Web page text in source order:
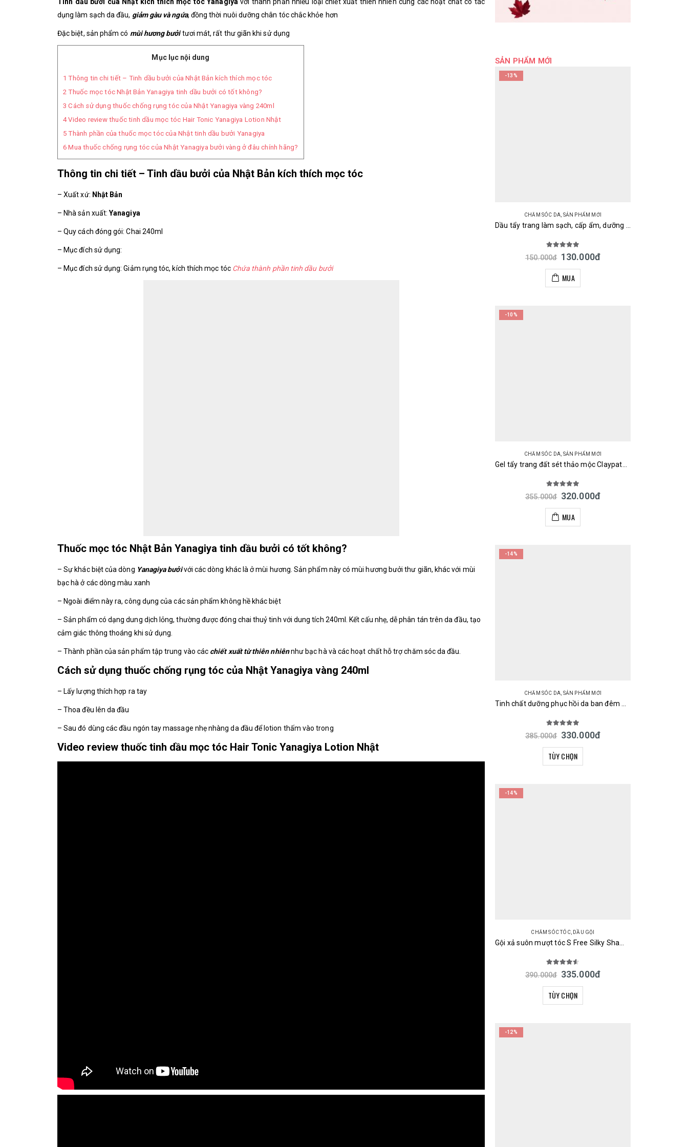
Tinh dầu bưởi của Nhật kích thích mọc tóc Yanagiyavới thành phần nhiều loại chiết xuất thiên nhiên cùng các hoạt chất có tác
dụng làm sạch da đầu, giảm gàu và ngứa, đồng thời nuôi dưỡng chân tóc chắc khỏe hơn
Đặc biệt, sản phẩm có mùi hương bưởitươi mát, rất thư giãn khi sử dụng
Mục lục nội dung
1 Thông tin chi tiết – Tinh dầu bưởi của Nhật Bản kích thích mọc tóc
2 Thuốc mọc tóc Nhật Bản Yanagiya tinh dầu bưởi có tốt không?
3 Cách sử dụng thuốc chống rụng tóc của Nhật Yanagiya vàng 240ml
4Video review thuốc tinh dầu mọc tóc Hair Tonic Yanagiya Lotion Nhật
5 Thành phần của thuốc mọc tóc của Nhật tinh dầu bưởi Yanagiya
6 Mua thuốc chống rụng tóc của Nhật Yanagiya bưởi vàng ở đâu chính hãng?
Thông tin chi tiết – Tinh dầu bưởi của Nhật Bản kích thích mọc tóc
– Xuất xứ: Nhật Bản
– Nhà sản xuất:Yanagiya
– Quy cách đóng gói: Chai 240ml
– Mục đích sử dụng:
– Mục đích sử dụng: Giảm rụng tóc, kích thích mọc tóc Chứa thành phần tinh dầu bưởi
Thuốc mọc tóc Nhật Bản Yanagiya tinh dầu bưởi có tốt không?
– Sự khác biệt của dòng Yanagiya bưởivới các dòng khác là ở mùi hương. Sản phẩm này có mùi hương bưởi thư giãn, khác với mùi
bạc hà ở các dòng màu xanh
– Ngoài điểm này ra, công dụng của các sản phẩm không hề khác biệt
– Sản phẩm có dạng dung dịch lỏng, thường được đóng chai thuỷ tinh với dung tích 240ml. Kết cấu nhẹ, dễ phân tán trên da đầu, tạo
cảm giác thông thoáng khi sử dụng.
– Thành phần của sản phẩm tập trung vào các chiết xuất từ thiên nhiênnhư bạc hà và các hoạt chất hỗ trợ chăm sóc da đầu.
Cách sử dụng thuốc chống rụng tóc của Nhật Yanagiya vàng 240ml
– Lấy lượng thích hợp ra tay
– Thoa đều lên da đầu
– Sau đó dùng các đầu ngón tay massage nhẹ nhàng da đầu để lotion thấm vào trong
Video review thuốc tinh dầu mọc tóc Hair Tonic Yanagiya Lotion Nhật
SẢN PHẨM MỚI
-13%
CHĂM SÓC DA, SẢN PHẨM MỚI
Dầu tẩy trang làm sạch, cấp ẩm, dưỡng sáng da Olive & Argan Deve Cleansing Oil Kumano 200ml Nhật
out of 5
150.000đ 130.000đ
MUA
-10%
CHĂM SÓC DA, SẢN PHẨM MỚI
Gel tẩy trang đất sét thảo mộc Claypathy Deep Cleansing Gel 300ml Nhật Bản
out of 5
355.000đ 320.000đ
MUA
-14%
CHĂM SÓC DA, SẢN PHẨM MỚI
Tinh chất dưỡng phục hồi da ban đêm URUYOI Night Repair Essence Cosmetex Roland 100ml Nhật Bản
out of 5
385.000đ 330.000đ
TÙY CHỌN
-14%
CHĂM SÓC TÓC, DẦU GỘI
Gội xả suôn mượt tóc S Free Silky Shampoo & Treatment Smooth 480ml Nhật
out of 5
390.000đ 335.000đ
TÙY CHỌN
-12%